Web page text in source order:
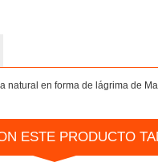
natural en forma de lágrima de
ESTE PRODUCTO